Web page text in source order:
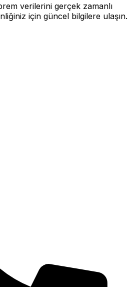
verilerini gerçek zamanlı
için güncel bilgilere ulaşın.